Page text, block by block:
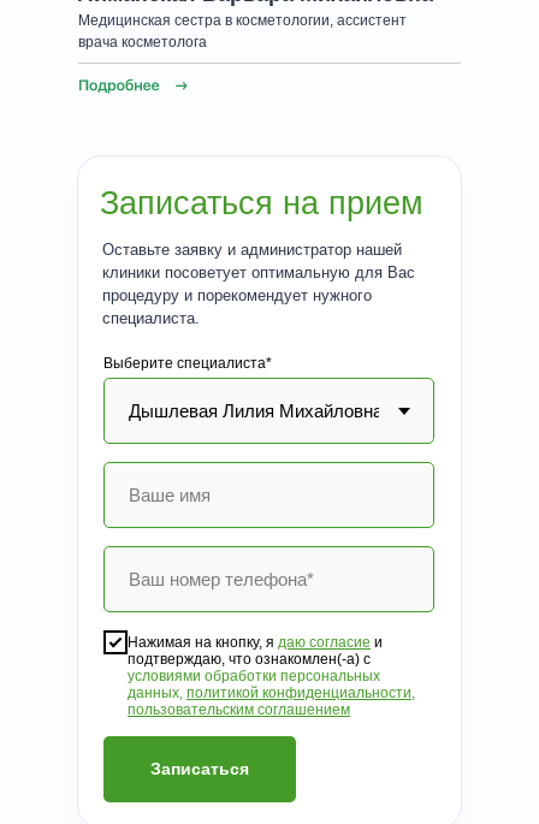
Медицинская сестра в косметологии, ассистент
врача косметолога
Записаться на прием
Оставьте заявку и администратор нашей
клиники посоветует оптимальную для Вас
процедуру и порекомендует нужного
специалиста.
Выберите специалиста*
Нажимая на кнопку, я даю согласие и
подтверждаю, что ознакомлен(-а) с
условиями обработки персональных
данных, политикой конфиденциальности
пользовательским соглашением
Записаться